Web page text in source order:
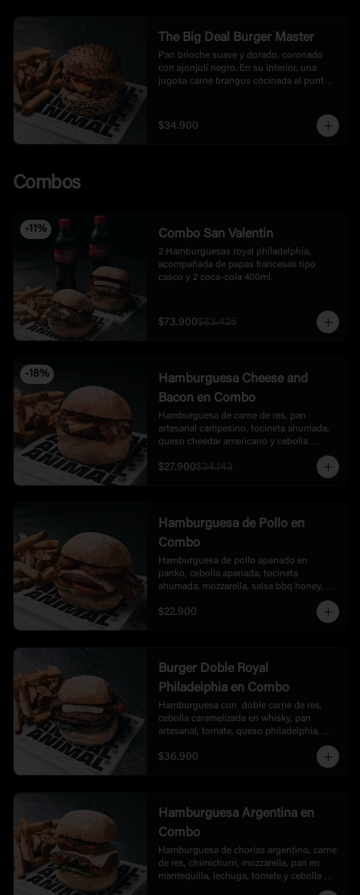
The Big Deal Burger Master
Pan brioche suave y dorado, coronado
con ajonjolí negro. En su interior, una
jugosa carne brangus cocinada al punto
con un toque trufado que aporta
profundidad y elegancia. Encima, una
$34.900
Combos
-11% Combo San Valentin
2 Hamburguesas royal philadelphia,
acompañada de papas francesas tipo
casco y 2 coca-cola 400ml.
$73.900$83.425
-18%
Hamburguesa Cheese and
Bacon en Combo
Hamburguesa de carne de res, pan
artesanal campesino, tocineta ahumada,
queso cheedar americano y cebolla
$27.900$34.143
Hamburguesa de Pollo en
Combo
Hamburguesa de pollo apanado en
panko, cebolla apanada, tocineta
ahumada, mozzarella, salsa bbq honey,
lechuga y tomate, acompañada de papas.
$22.900
Burger Doble Royal
Philadelphia en Combo
Hamburguesa con  doble carne de res,
cebolla caramelizada en whisky, pan
artesanal, tomate, queso philadelphia,
papas.
$36.900
Hamburguesa Argentina en
Combo
Hamburguesa de chorizo argentino, carne
de res, chimichurri, mozzarella, pan en
mantequilla, lechuga, tomate y cebolla en